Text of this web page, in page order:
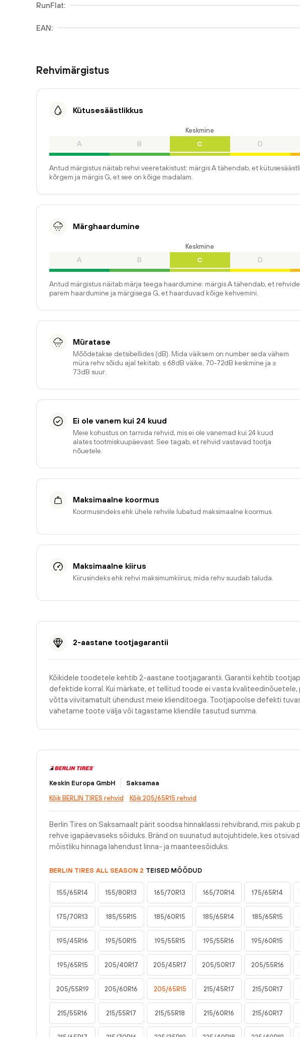
RunFlat:
EAN:
Rehvimärgistus
Kütusesäästlikkus
A B
Keskmine
C D
Antud märgistus näitab rehvi veeretakistust: märgis A tähendab, et
kõrgem ja märgis G, et see on kõige madalam.
Märghaardumine
A B
Keskmine
C D
Antud märgistus näitab märja teega haardumine: märgis A tähendab, et
parem haardumine ja märgisega G, et haarduvad kõige kehvemini.
Müratase
Mõõdetakse detsibellides (dB). Mida väiksem on number seda vähem
müra rehv sõidu ajal tekitab. ≤ 68dB väike, 70-72dB keskmine ja ≥
73dB suur.
Ei ole vanem kui 24 kuud
Meie kohustus on tarnida rehvid, mis ei ole vanemad kui 24 kuud
alates tootmiskuupäevast. See tagab, et rehvid vastavad tootja
nõuetele.
Maksimaalne koormus
Koormusindeks ehk ühele rehvile lubatud maksimaalne koormus.
Maksimaalne kiirus
Kiirusindeks ehk rehvi maksimumkiirus, mida rehv suudab taluda.
2-aastane tootjagarantii
Kõikidele toodetele kehtib 2-aastane tootjagarantii. Garantii kehtib
defektide korral. Kui märkate, et tellitud toode ei vasta kvaliteedinõuetele,
võtta viivitamatult ühendust meie klienditoega. Tootjapoolse defekti
vahetame toote välja või tagastame kliendile tasutud summa.
Keskin Europa GmbH
Saksamaa
Kõik BERLIN TIRES rehvid
Kõik 205/65R15 rehvid
Berlin Tires on Saksamaalt pärit soodsa hinnaklassi rehvibrand, mis pakub
rehve igapäevaseks sõiduks. Bränd on suunatud autojuhtidele, kes otsivad
mõistliku hinnaga lahendust linna- ja maanteesõiduks.
BERLIN TIRES ALL SEASON 2 TEISED MÕÕDUD
155/65R14 155/80R13 165/70R13 165/70R14 175/65R14
175/70R13 185/55R15 185/60R15 185/65R14 185/65R15
195/45R16 195/50R15 195/55R15 195/55R16 195/60R15
195/65R15 205/40R17 205/45R17 205/50R17 205/55R16
205/55R19 205/60R16 205/65R15 215/45R17 215/50R17
215/55R16 215/55R17 215/55R18 215/60R16 215/60R17